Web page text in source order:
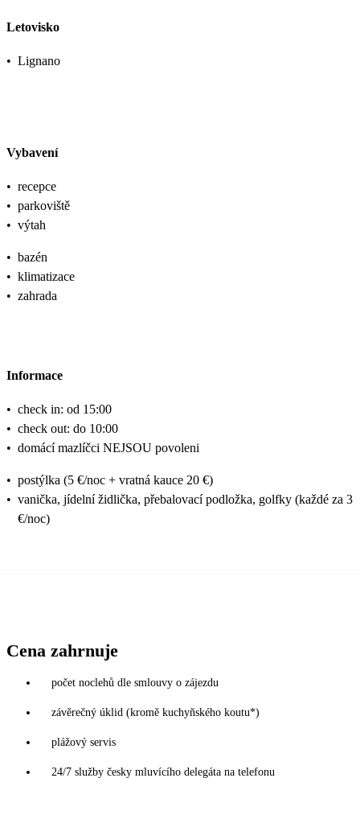
Letovisko
• Lignano
Vybavení
• recepce
• parkoviště
• výtah
• bazén
• klimatizace
• zahrada
Informace
• check in: od 15:00
• check out: do 10:00
• domácí mazlíčci NEJSOU povoleni
• postýlka (5 €/noc + vratná kauce 20 €)
• vanička, jídelní židlička, přebalovací podložka, golfky (každé za 3
€/noc)
Cena zahrnuje
počet noclehů dle smlouvy o zájezdu
závěrečný úklid (kromě kuchyňského koutu*)
plážový servis
24/7 služby česky mluvícího delegáta na telefonu